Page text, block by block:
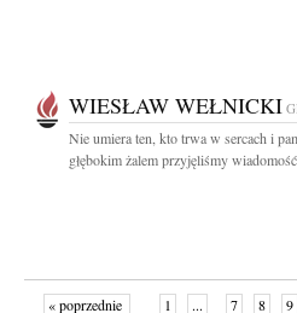
WIESŁAW WEŁNICKI
Nie umiera ten, kto trwa w sercach i
głębokim żalem przyjęliśmy
« poprzednie 1 ... 7 8 9